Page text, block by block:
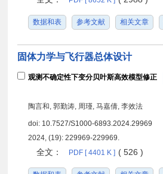
数据和表 参考文献 相关文章
固体力学与飞行器总体设计
观测不确定性下变分贝叶斯高效模型修正
陶言和, 郭勤涛, 周瑾, 马嘉倩, 李效法
doi: 10.7527/S1000-6893.2024.29969
2024, (19): 229969-229969.
全文： PDF [ 4401 K ] ( 526 )